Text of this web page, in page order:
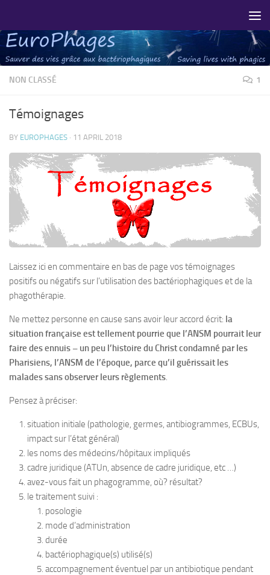
NON CLASSÉ 1
Témoignages
BY EUROPHAGES · 11 APRIL 2018
Laissez ici en commentaire en bas de page vos témoignages
positifs ou négatifs sur l’utilisation des bactériophagiques et de la
phagothérapie.
Ne mettez personne en cause sans avoir leur accord écrit: la
situation française est tellement pourrie que l’ANSM pourrait leur
faire des ennuis – un peu l’histoire du Christ condamné par les
Pharisiens, l’ANSM de l’époque, parce qu’il guérissait les
malades sans observer leurs règlements.
Pensez à préciser:
situation initiale (pathologie, germes, antibiogrammes, ECBUs,
impact sur l’état général)
les noms des médecins/hôpitaux impliqués
cadre juridique (ATUn, absence de cadre juridique, etc …)
avez-vous fait un phagogramme, où? résultat?
le traitement suivi :
posologie
mode d’administration
durée
bactériophagique(s) utilisé(s)
accompagnement éventuel par un antibiotique pendant